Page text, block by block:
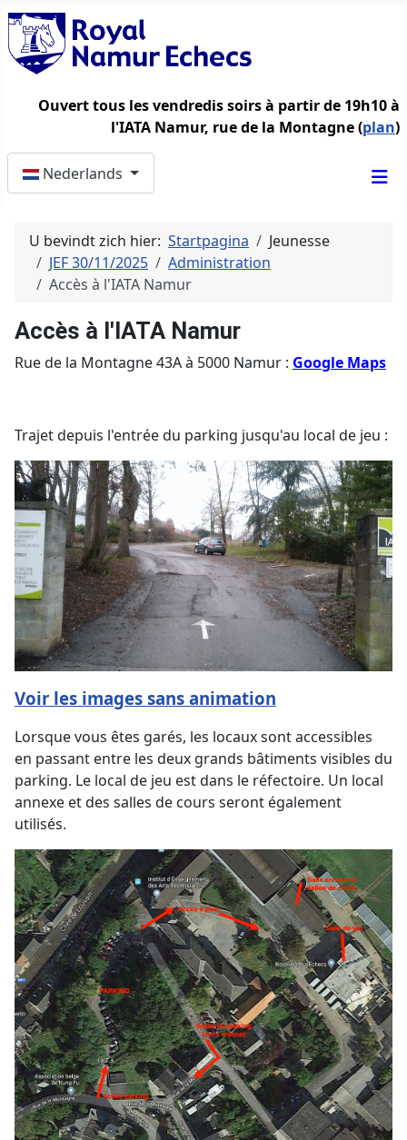
Ouvert tous les vendredis soirs à partir de 19h10 à
l'IATA Namur, rue de la Montagne (plan)
Nederlands
U bevindt zich hier: Startpagina
Jeunesse
JEF 30/11/2025
Administration
Accès à l'IATA Namur
Accès à l'IATA Namur
Rue de la Montagne 43A à 5000 Namur : Google Maps
Trajet depuis l'entrée du parking jusqu'au local de jeu :
Voir les images sans animation
Lorsque vous êtes garés, les locaux sont accessibles
en passant entre les deux grands bâtiments visibles du
parking. Le local de jeu est dans le réfectoire. Un local
annexe et des salles de cours seront également
utilisés.